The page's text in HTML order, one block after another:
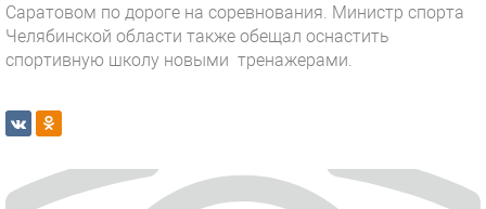
Саратовом по дороге на соревнования. Министр спорта
Челябинской области также обещал оснастить
спортивную школу новыми тренажерами.